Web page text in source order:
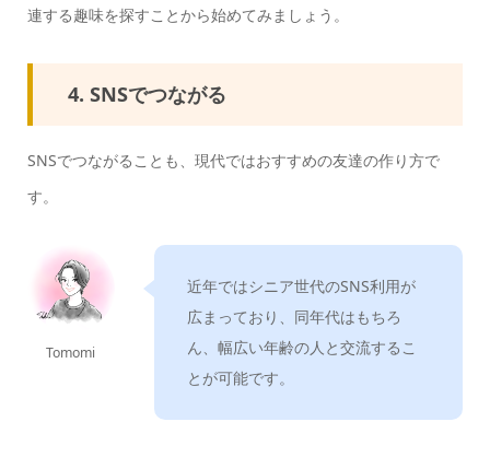
連する趣味を探すことから始めてみましょう。
4. SNSでつながる
SNSでつながることも、現代ではおすすめの友達の作り方で
す。
Tomomi
近年ではシニア世代のSNS利用が
広まっており、同年代はもちろ
ん、幅広い年齢の人と交流するこ
とが可能です。